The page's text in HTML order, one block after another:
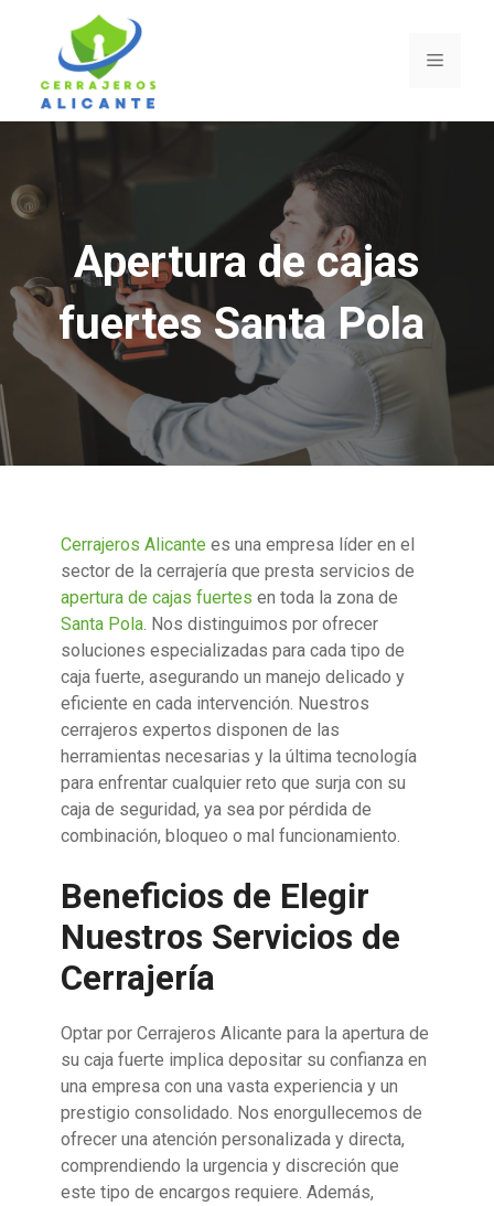
contenido
Menú
Apertura de cajas
fuertes Santa Pola
Cerrajeros Alicante es una empresa líder en el
sector de la cerrajería que presta servicios de
apertura de cajas fuertes en toda la zona de
Santa Pola . Nos distinguimos por ofrecer
soluciones especializadas para cada tipo de
caja fuerte, asegurando un manejo delicado y
eficiente en cada intervención. Nuestros
cerrajeros expertos disponen de las
herramientas necesarias y la última tecnología
para enfrentar cualquier reto que surja con su
caja de seguridad, ya sea por pérdida de
combinación, bloqueo o mal funcionamiento.
Beneficios de Elegir
Nuestros Servicios de
Cerrajería
Optar por Cerrajeros Alicante para la apertura de
su caja fuerte implica depositar su confianza en
una empresa con una vasta experiencia y un
prestigio consolidado. Nos enorgullecemos de
ofrecer una atención personalizada y directa,
comprendiendo la urgencia y discreción que
este tipo de encargos requiere. Además,